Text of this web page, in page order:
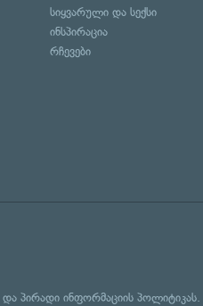
სიყვარული და სექსი
ინსპირაცია
რჩევები
და პირადი ინფორმაციის პოლიტიკას